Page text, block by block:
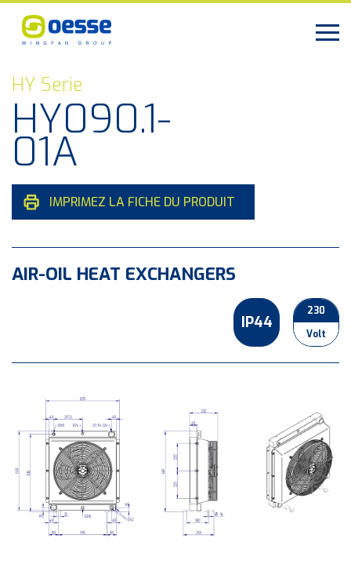
HY Serie
HY090.1-
01A
IMPRIMEZ LA FICHE DU PRODUIT
AIR-OIL HEAT EXCHANGERS
IP44
230
Volt